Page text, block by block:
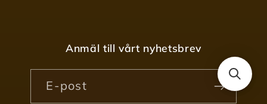
Anmäl till vårt nyhetsbrev
E-post